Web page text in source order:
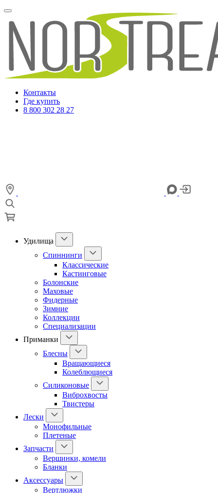
Контакты
Где купить
8 800 302 28 27
Удилища
Спиннинги
Классические
Кастинговые
Болонские
Маховые
Фидерные
Зимние
Коллекции
Специализации
Приманки
Блесны
Вращающиеся
Колеблющиеся
Силиконовые
Виброхвосты
Твистеры
Лески
Монофильные
Плетеные
Запчасти
Вершинки, комели
Бланки
Аксессуары
Вертлюжки